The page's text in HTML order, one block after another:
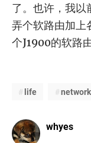
了。也许，我以
弄个软路由加上
个J1900的软
life network
whyes